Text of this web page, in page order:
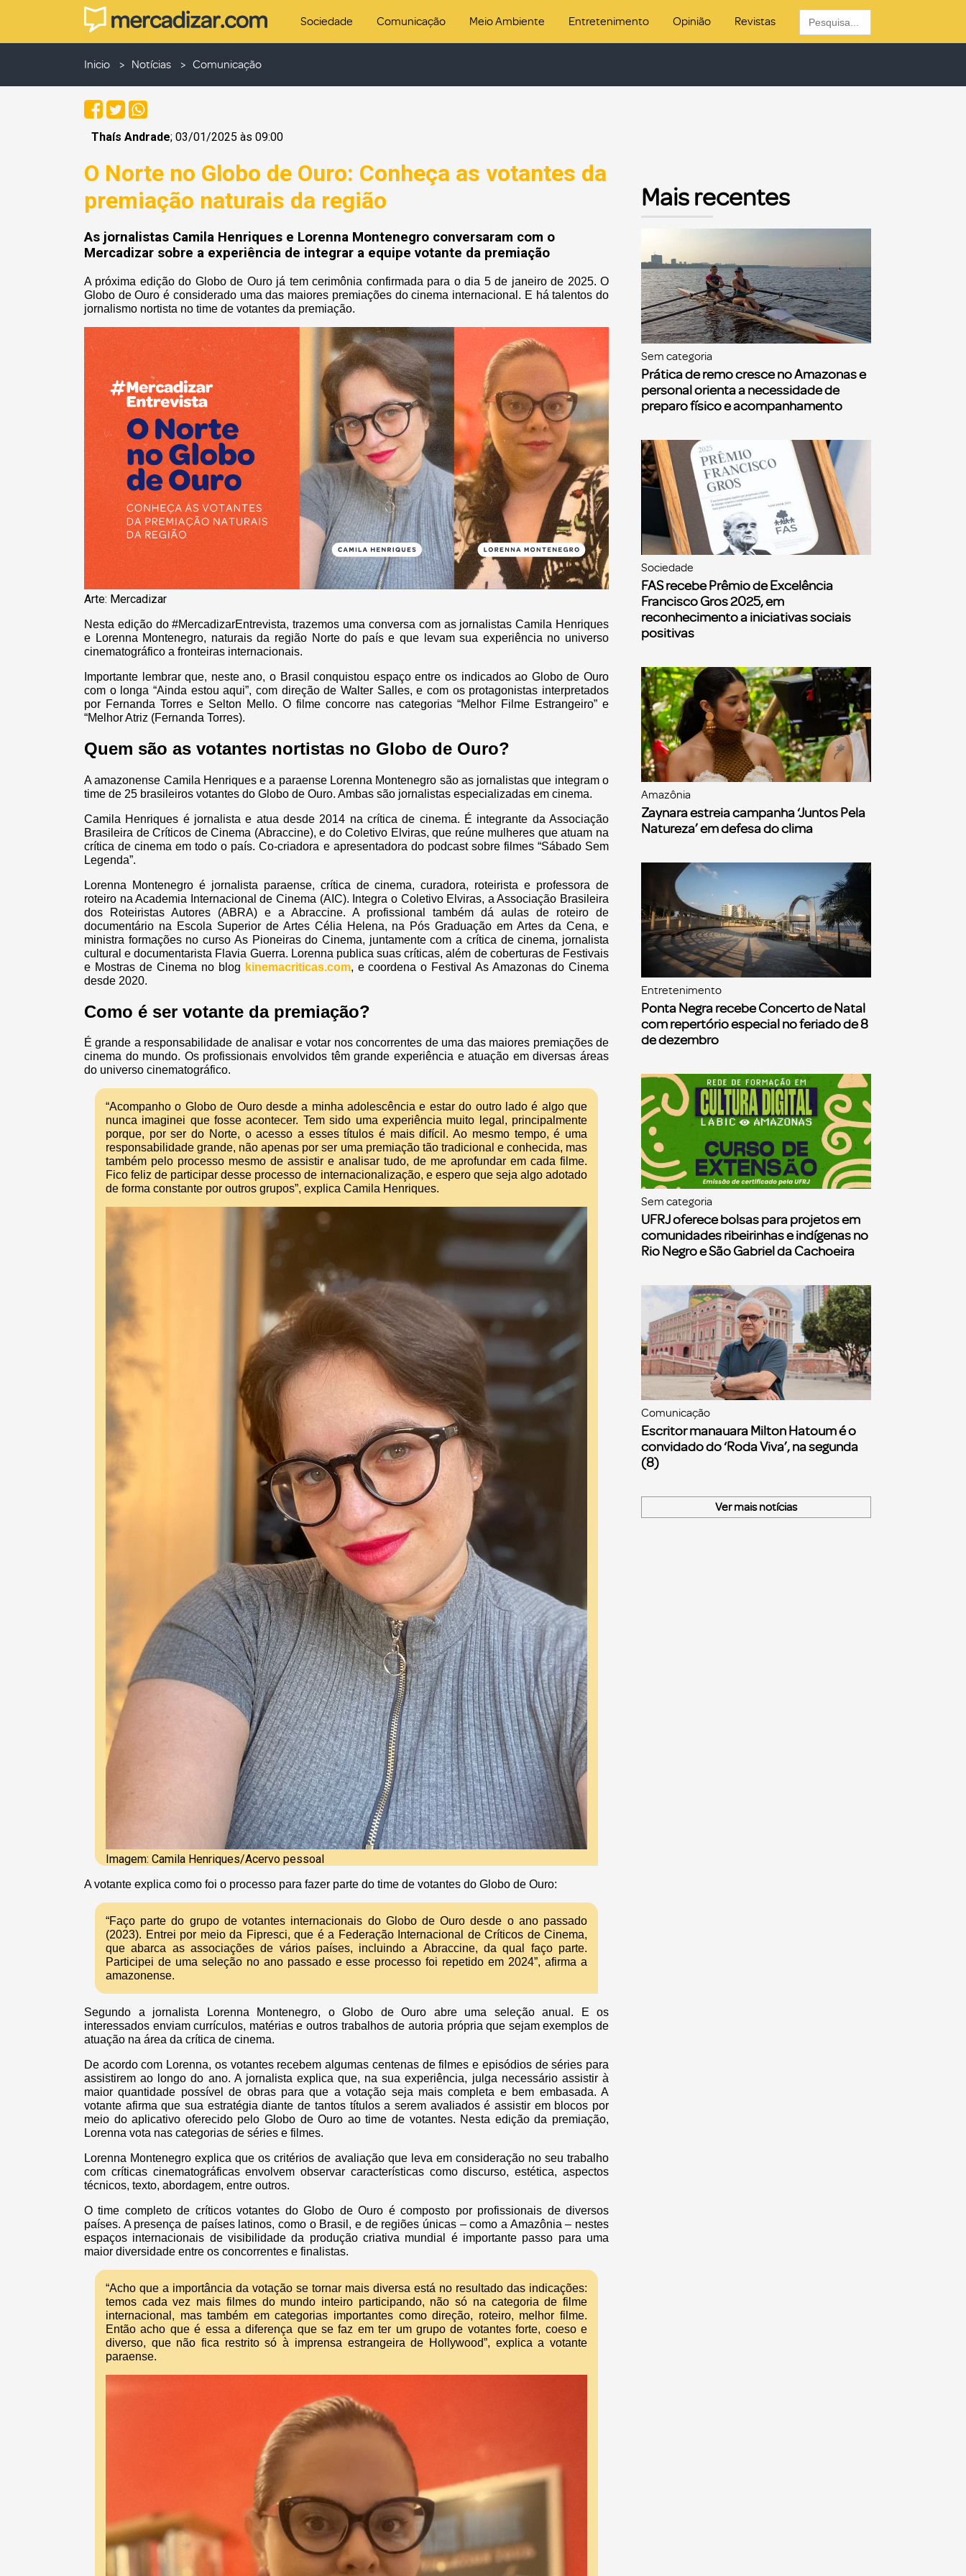
Sociedade Comunicação Meio Ambiente Entretenimento Opinião Revistas
Search
for:
Inicio Notícias Comunicação
Thaís Andrade; 03/01/2025 às 09:00
O Norte no Globo de Ouro: Conheça as votantes da
premiação naturais da região
As jornalistas Camila Henriques e Lorenna Montenegro conversaram com o
Mercadizar sobre a experiência de integrar a equipe votante da premiação
A próxima edição do Globo de Ouro já tem cerimônia confirmada para o dia 5 de janeiro de 2025. O
Globo de Ouro é considerado uma das maiores premiações do cinema internacional. E há talentos do
jornalismo nortista no time de votantes da premiação.
Arte: Mercadizar
Nesta edição do #MercadizarEntrevista, trazemos uma conversa com as jornalistas Camila Henriques
e Lorenna Montenegro, naturais da região Norte do país e que levam sua experiência no universo
cinematográfico a fronteiras internacionais.
Importante lembrar que, neste ano, o Brasil conquistou espaço entre os indicados ao Globo de Ouro
com o longa “Ainda estou aqui”, com direção de Walter Salles, e com os protagonistas interpretados
por Fernanda Torres e Selton Mello. O filme concorre nas categorias “Melhor Filme Estrangeiro” e
“Melhor Atriz (Fernanda Torres).
Quem são as votantes nortistas no Globo de Ouro?
A amazonense Camila Henriques e a paraense Lorenna Montenegro são as jornalistas que integram o
time de 25 brasileiros votantes do Globo de Ouro. Ambas são jornalistas especializadas em cinema.
Camila Henriques é jornalista e atua desde 2014 na crítica de cinema. É integrante da Associação
Brasileira de Críticos de Cinema (Abraccine), e do Coletivo Elviras, que reúne mulheres que atuam na
crítica de cinema em todo o país. Co-criadora e apresentadora do podcast sobre filmes “Sábado Sem
Legenda”.
Lorenna Montenegro é jornalista paraense, crítica de cinema, curadora, roteirista e professora de
roteiro na Academia Internacional de Cinema (AIC). Integra o Coletivo Elviras, a Associação Brasileira
dos Roteiristas Autores (ABRA) e a Abraccine. A profissional também dá aulas de roteiro de
documentário na Escola Superior de Artes Célia Helena, na Pós Graduação em Artes da Cena, e
ministra formações no curso As Pioneiras do Cinema, juntamente com a crítica de cinema, jornalista
cultural e documentarista Flavia Guerra. Lorenna publica suas críticas, além de coberturas de Festivais
e Mostras de Cinema no blog kinemacriticas.com, e coordena o Festival As Amazonas do Cinema
desde 2020.
Como é ser votante da premiação?
É grande a responsabilidade de analisar e votar nos concorrentes de uma das maiores premiações de
cinema do mundo. Os profissionais envolvidos têm grande experiência e atuação em diversas áreas
do universo cinematográfico.
“Acompanho o Globo de Ouro desde a minha adolescência e estar do outro lado é algo que
nunca imaginei que fosse acontecer. Tem sido uma experiência muito legal, principalmente
porque, por ser do Norte, o acesso a esses títulos é mais difícil. Ao mesmo tempo, é uma
responsabilidade grande, não apenas por ser uma premiação tão tradicional e conhecida, mas
também pelo processo mesmo de assistir e analisar tudo, de me aprofundar em cada filme.
Fico feliz de participar desse processo de internacionalização, e espero que seja algo adotado
de forma constante por outros grupos”, explica Camila Henriques.
Imagem: Camila Henriques/Acervo pessoal
A votante explica como foi o processo para fazer parte do time de votantes do Globo de Ouro:
“Faço parte do grupo de votantes internacionais do Globo de Ouro desde o ano passado
(2023). Entrei por meio da Fipresci, que é a Federação Internacional de Críticos de Cinema,
que abarca as associações de vários países, incluindo a Abraccine, da qual faço parte.
Participei de uma seleção no ano passado e esse processo foi repetido em 2024”, afirma a
amazonense.
Segundo a jornalista Lorenna Montenegro, o Globo de Ouro abre uma seleção anual. E os
interessados enviam currículos, matérias e outros trabalhos de autoria própria que sejam exemplos de
atuação na área da crítica de cinema.
De acordo com Lorenna, os votantes recebem algumas centenas de filmes e episódios de séries para
assistirem ao longo do ano. A jornalista explica que, na sua experiência, julga necessário assistir à
maior quantidade possível de obras para que a votação seja mais completa e bem embasada. A
votante afirma que sua estratégia diante de tantos títulos a serem avaliados é assistir em blocos por
meio do aplicativo oferecido pelo Globo de Ouro ao time de votantes. Nesta edição da premiação,
Lorenna vota nas categorias de séries e filmes.
Lorenna Montenegro explica que os critérios de avaliação que leva em consideração no seu trabalho
com críticas cinematográficas envolvem observar características como discurso, estética, aspectos
técnicos, texto, abordagem, entre outros.
O time completo de críticos votantes do Globo de Ouro é composto por profissionais de diversos
países. A presença de países latinos, como o Brasil, e de regiões únicas – como a Amazônia – nestes
espaços internacionais de visibilidade da produção criativa mundial é importante passo para uma
maior diversidade entre os concorrentes e finalistas.
“Acho que a importância da votação se tornar mais diversa está no resultado das indicações:
temos cada vez mais filmes do mundo inteiro participando, não só na categoria de filme
internacional, mas também em categorias importantes como direção, roteiro, melhor filme.
Então acho que é essa a diferença que se faz em ter um grupo de votantes forte, coeso e
diverso, que não fica restrito só à imprensa estrangeira de Hollywood”, explica a votante
paraense.
Mais recentes
Sem categoria
Prática de remo cresce no Amazonas e
personal orienta a necessidade de
preparo físico e acompanhamento
Sociedade
FAS recebe Prêmio de Excelência
Francisco Gros 2025, em
reconhecimento a iniciativas sociais
positivas
Amazônia
Zaynara estreia campanha ‘Juntos Pela
Natureza’ em defesa do clima
Entretenimento
Ponta Negra recebe Concerto de Natal
com repertório especial no feriado de 8
de dezembro
Sem categoria
UFRJ oferece bolsas para projetos em
comunidades ribeirinhas e indígenas no
Rio Negro e São Gabriel da Cachoeira
Comunicação
Escritor manauara Milton Hatoum é o
convidado do ‘Roda Viva’, na segunda
(8)
Ver mais notícias